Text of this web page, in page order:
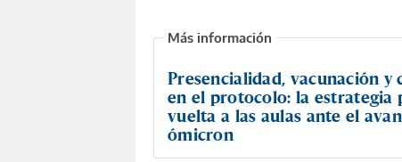
Presencialidad, vacunación y
en el protocolo: la estrategia
vuelta a las aulas ante el
ómicron